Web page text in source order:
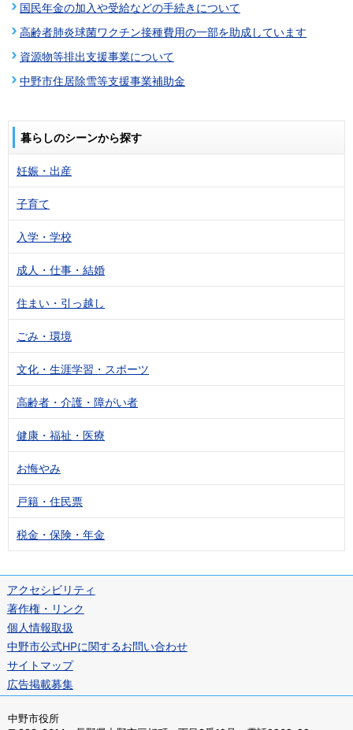
国民年金の加入や受給などの手続きについて
高齢者肺炎球菌ワクチン接種費用の一部を助成しています
資源物等排出支援事業について
中野市住居除雪等支援事業補助金
暮らしのシーンから探す
妊娠・出産
子育て
入学・学校
成人・仕事・結婚
住まい・引っ越し
ごみ・環境
文化・生涯学習・スポーツ
高齢者・介護・障がい者
健康・福祉・医療
お悔やみ
戸籍・住民票
税金・保険・年金
アクセシビリティ
著作権・リンク
個人情報取扱
中野市公式HPに関するお問い合わせ
サイトマップ
広告掲載募集
中野市役所